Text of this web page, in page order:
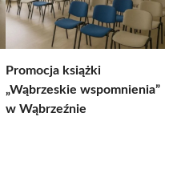
Promocja książki
„Wąbrzeskie wspomnienia”
w Wąbrzeźnie